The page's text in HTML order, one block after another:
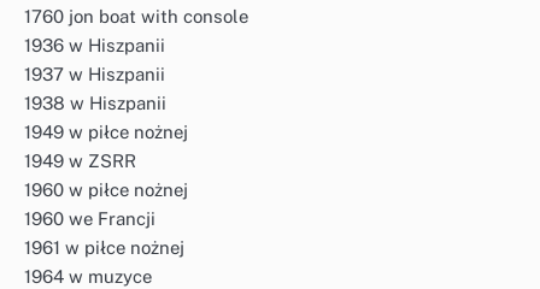
1760 jon boat with console
1936 w Hiszpanii
1937 w Hiszpanii
1938 w Hiszpanii
1949 w piłce nożnej
1949 w ZSRR
1960 w piłce nożnej
1960 we Francji
1961 w piłce nożnej
1964 w muzyce